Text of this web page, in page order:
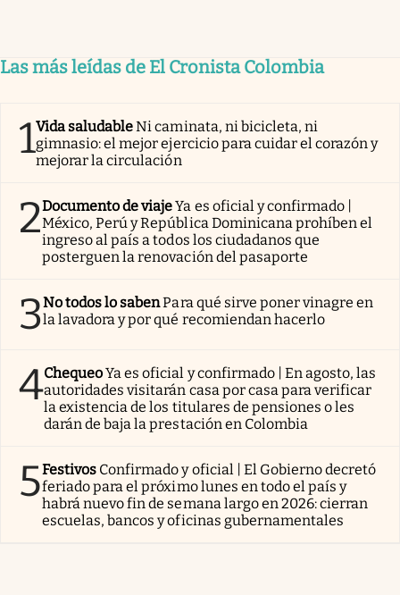
Las más leídas de El Cronista Colombia
1Vida saludableNi caminata, ni bicicleta, ni
gimnasio: el mejor ejercicio para cuidar el corazón y
mejorar la circulación
2Documento de viajeYa es oficial y confirmado |
México, Perú y República Dominicana prohíben el
ingreso al país a todos los ciudadanos que
posterguen la renovación del pasaporte
3No todos lo sabenPara qué sirve poner vinagre en
la lavadora y por qué recomiendan hacerlo
4ChequeoYa es oficial y confirmado | En agosto, las
autoridades visitarán casa por casa para verificar
la existencia de los titulares de pensiones o les
darán de baja la prestación en Colombia
5Festivos Confirmado y oficial | El Gobierno decretó
feriado para el próximo lunes en todo el país y
habrá nuevo fin de semana largo en 2026: cierran
escuelas, bancos y oficinas gubernamentales